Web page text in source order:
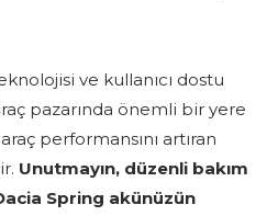
ve kullanıcı dostu
pazarında önemli bir yere
performansını artıran
Unutmayın, düzenli bakım
Spring akünüzün